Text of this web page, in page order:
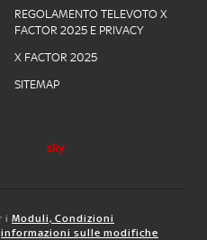
REGOLAMENTO TELEVOTO X
FACTOR 2025 E PRIVACY
X FACTOR 2025
SITEMAP
i Moduli, Condizioni
informazioni sulle modifiche